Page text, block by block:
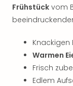
Frühstück vom
Warmen
Frisch
Edlem